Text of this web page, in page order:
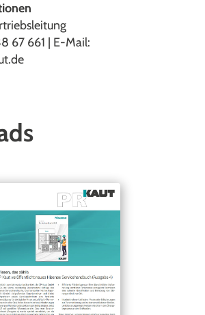
67 661 | E-Mail: